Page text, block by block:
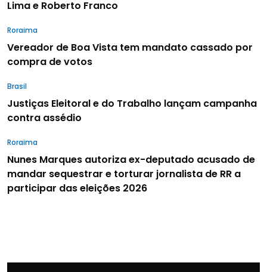
Lima e Roberto Franco
Roraima
Vereador de Boa Vista tem mandato cassado por
compra de votos
Brasil
Justiças Eleitoral e do Trabalho lançam campanha
contra assédio
Roraima
Nunes Marques autoriza ex-deputado acusado de
mandar sequestrar e torturar jornalista de RR a
participar das eleições 2026